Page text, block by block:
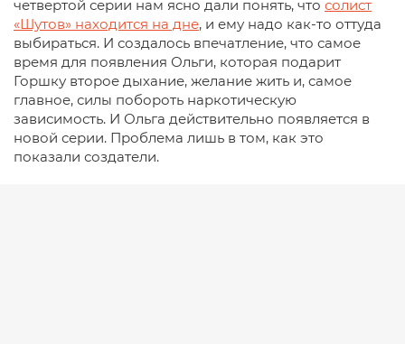
четвертой серии нам ясно дали понять, что солист
«Шутов» находится на дне, и ему надо как-то оттуда
выбираться. И создалось впечатление, что самое
время для появления Ольги, которая подарит
Горшку второе дыхание, желание жить и, самое
главное, силы побороть наркотическую
зависимость. И Ольга действительно появляется в
новой серии. Проблема лишь в том, как это
показали создатели.